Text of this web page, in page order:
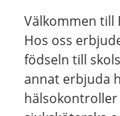
Välkommen till
Hos oss
födseln till
annat erbjuda